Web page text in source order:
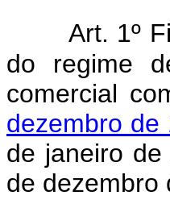
Art. 1º
do regime
comercial
dezembro de
de janeiro
de dezembro